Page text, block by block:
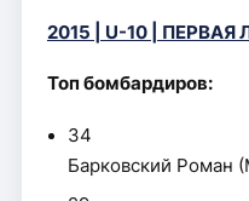
2015 | U-10 | ПЕРВАЯ
Топ бомбардиров:
34
Барковский Роман